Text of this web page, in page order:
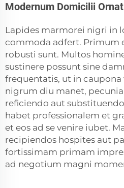
Modernum Domicilii
Lapides marmorei nigri in
commoda adfert. Primum
robusti sunt. Multos
sustinere possunt sine
frequentatis, ut in
nigrum diu manet,
reficiendo aut
habet professionalem et
et eos ad se venire iubet.
recipiendos hospites aut
fortissimam primam
ad negotium magni